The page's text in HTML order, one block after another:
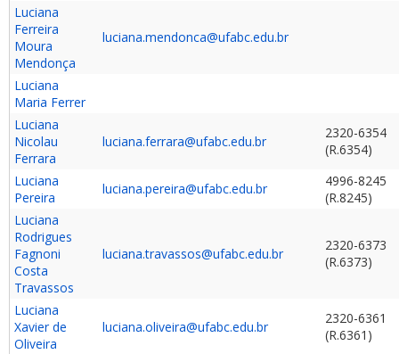
Luciana
Ferreira
Moura
Mendonça
luciana.mendonca@ufabc.edu.br
Luciana
Maria Ferrer
Luciana
Nicolau
Ferrara
luciana.ferrara@ufabc.edu.br
2320-6354
(R.6354)
Luciana
Pereira
luciana.pereira@ufabc.edu.br
4996-8245
(R.8245)
Luciana
Rodrigues
Fagnoni
Costa
Travassos
luciana.travassos@ufabc.edu.br
2320-6373
(R.6373)
Luciana
Xavier de
Oliveira
luciana.oliveira@ufabc.edu.br
2320-6361
(R.6361)